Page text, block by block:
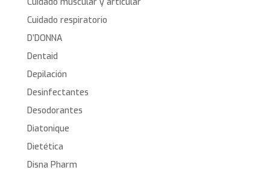
Cuidado respiratorio
D’DONNA
Dentaid
Depilación
Desinfectantes
Desodorantes
Diatonique
Dietética
Disna Pharm